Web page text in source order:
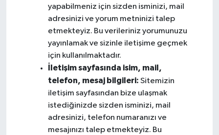
yapabilmeniz için sizden isminizi, mail
adresinizi ve yorum metninizi talep
etmekteyiz. Bu verileriniz yorumunuzu
yayınlamak ve sizinle iletişime geçmek
için kullanılmaktadır.
İletişim sayfasında isim, mail,
telefon, mesaj bilgileri: Sitemizin
iletişim sayfasından bize ulaşmak
istediğinizde sizden isminizi, mail
adresinizi, telefon numaranızı ve
mesajınızı talep etmekteyiz. Bu